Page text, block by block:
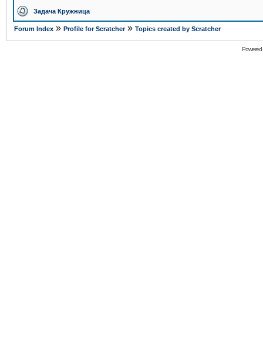
Задача Кружница
Forum Index » Profile for Scratcher» Topics created by Scratcher